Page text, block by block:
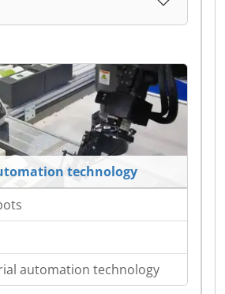
technology
automation technology